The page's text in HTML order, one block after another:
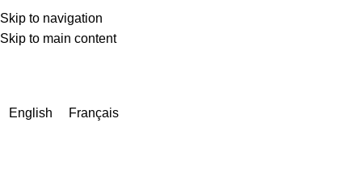
Skip to navigation
Skip to main content
English
Français